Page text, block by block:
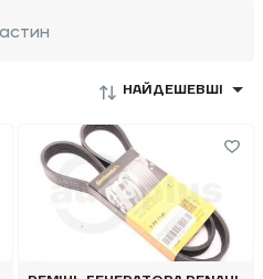
НАЙДЕШЕВШІ